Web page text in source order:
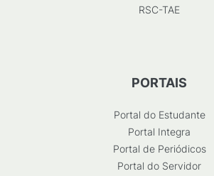
RSC-TAE
PORTAIS
Portal do Estudante
Portal Integra
Portal de Periódicos
Portal do Servidor